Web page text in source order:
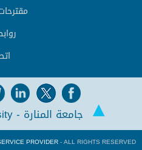
جامعة المنارة - Manara University
PROVIDER- ALL RIGHTS RESERVED